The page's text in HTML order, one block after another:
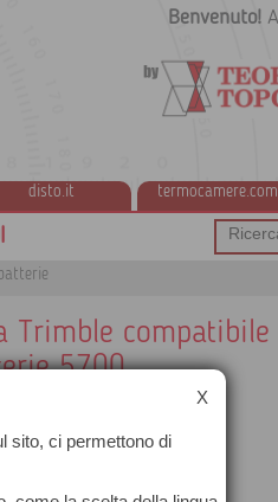
disto.it termocamere.com
Benvenuto!
Trimble compatibile
5700
X
sito, ci permettono di